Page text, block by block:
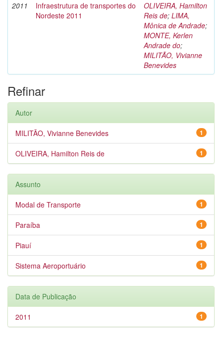
2011
Infraestrutura de transportes do
Nordeste 2011
OLIVEIRA, Hamilton
Reis de; LIMA,
Mônica de Andrade;
MONTE, Kerlen
Andrade do;
MILITÃO, Vivianne
Benevides
Refinar
Autor
1
MILITÃO, Vivianne Benevides
1
OLIVEIRA, Hamilton Reis de
Assunto
1
Modal de Transporte
1
Paraíba
1
Piauí
1
Sistema Aeroportuário
Data de Publicação
1
2011